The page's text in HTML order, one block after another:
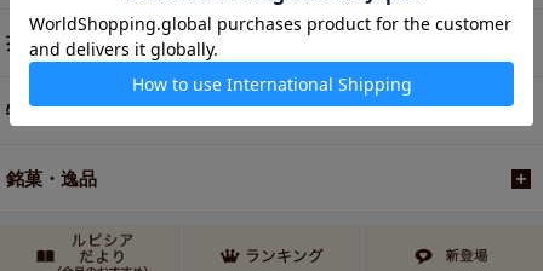
茶器・オリジナルグッズ
特別商品・お取り寄せ
銘菓・逸品